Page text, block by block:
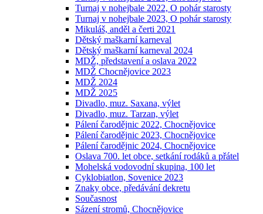
Turnaj v nohejbale 2022, O pohár starosty
Turnaj v nohejbale 2023, O pohár starosty
Mikuláš, anděl a čerti 2021
Dětský maškarní karneval
Dětský maškarní karneval 2024
MDŽ, představení a oslava 2022
MDŽ Chocnějovice 2023
MDŽ 2024
MDŽ 2025
Divadlo, muz. Saxana, výlet
Divadlo, muz. Tarzan, výlet
Pálení čarodějnic 2022, Chocnějovice
Pálení čarodějnic 2023, Chocnějovice
Pálení čarodějnic 2024, Chocnějovice
Oslava 700. let obce, setkání rodáků a přátel
Mohelská vodovodní skupina, 100 let
Cyklobiatlon, Sovenice 2023
Znaky obce, předávání dekretu
Současnost
Sázení stromů, Chocnějovice